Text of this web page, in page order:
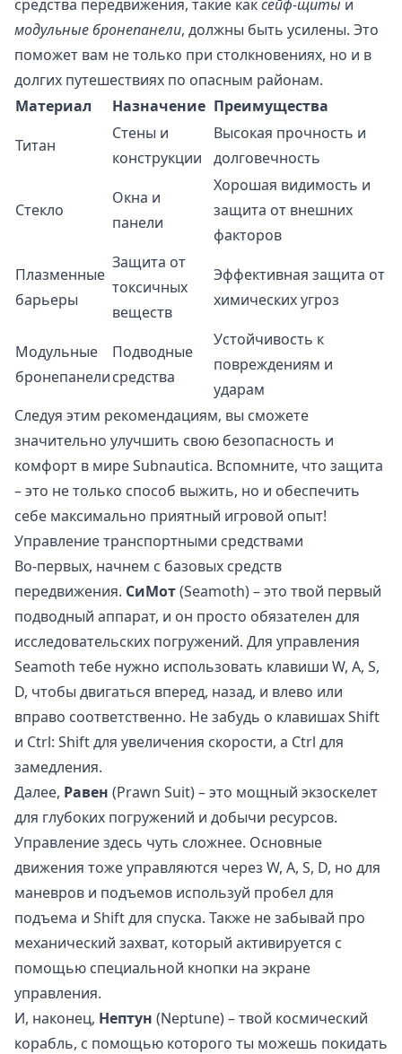
средства передвижения, такие каксейф-щиты и
модульные бронепанели, должны быть усилены. Это
поможет вам не только при столкновениях, но и в
долгих путешествиях по опасным районам.
Материал
Назначение Преимущества
Титан
Стены и
конструкции
Высокая прочность и
долговечность
Стекло
Окна и
панели
Хорошая видимость и
защита от внешних
факторов
Плазменные
барьеры
Защита от
токсичных
веществ
Эффективная защита от
химических угроз
Модульные
бронепанели
Подводные
средства
Устойчивость к
повреждениям и
ударам
Следуя этим рекомендациям, вы сможете
значительно улучшить свою безопасность и
комфорт в мире Subnautica. Вспомните, что защита
– это не только способ выжить, но и обеспечить
себе максимально приятный игровой опыт!
Управление транспортными средствами
Во-первых, начнем с базовых средств
передвижения. СиМот(Seamoth) – это твой первый
подводный аппарат, и он просто обязателен для
исследовательских погружений. Для управления
Seamoth тебе нужно использовать клавиши W, A, S,
D, чтобы двигаться вперед, назад, и влево или
вправо соответственно. Не забудь о клавишах Shift
и Ctrl: Shift для увеличения скорости, а Ctrl для
замедления.
Далее, Равен (Prawn Suit) – это мощный экзоскелет
для глубоких погружений и добычи ресурсов.
Управление здесь чуть сложнее. Основные
движения тоже управляются через W, A, S, D, но для
маневров и подъемов используй пробел для
подъема и Shift для спуска. Также не забывай про
механический захват, который активируется с
помощью специальной кнопки на экране
управления.
И, наконец, Нептун (Neptune) – твой космический
корабль, с помощью которого ты можешь покидать